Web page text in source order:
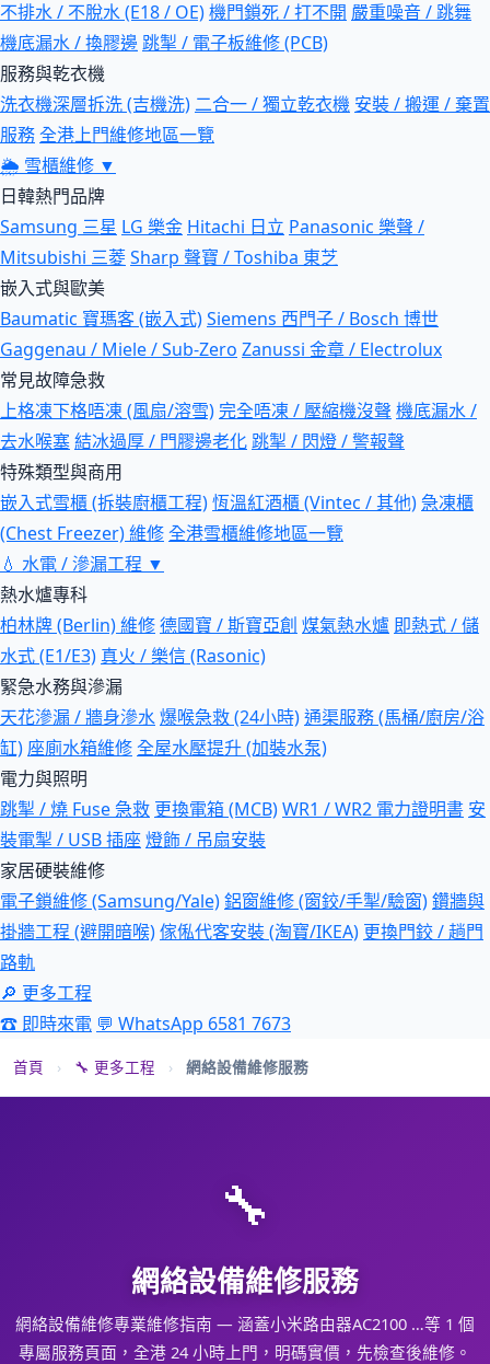
不排水 / 不脫水 (E18 / OE)機門鎖死 / 打不開 嚴重噪音 / 跳舞
機底漏水 / 換膠邊跳掣 / 電子板維修 (PCB)
服務與乾衣機
洗衣機深層拆洗 (吉機洗) 二合一 / 獨立乾衣機 安裝 / 搬運 / 棄置
服務全港上門維修地區一覽
🌦 雪櫃維修 ▼
日韓熱門品牌
Samsung 三星 LG 樂金 Hitachi 日立 Panasonic 樂聲 /
Mitsubishi 三菱Sharp 聲寶 / Toshiba 東芝
嵌入式與歐美
Baumatic 寶瑪客 (嵌入式)Siemens 西門子 / Bosch 博世
Gaggenau / Miele / Sub-Zero Zanussi 金章 / Electrolux
常見故障急救
上格凍下格唔凍 (風扇/溶雪)完全唔凍 / 壓縮機沒聲 機底漏水 /
去水喉塞結冰過厚 / 門膠邊老化跳掣 / 閃燈 / 警報聲
特殊類型與商用
嵌入式雪櫃 (拆裝廚櫃工程)恆溫紅酒櫃 (Vintec / 其他)急凍櫃
(Chest Freezer) 維修全港雪櫃維修地區一覽
💧 水電 / 滲漏工程 ▼
熱水爐專科
柏林牌 (Berlin) 維修德國寶 / 斯寶亞創 煤氣熱水爐 即熱式 / 儲
水式 (E1/E3) 真火 / 樂信 (Rasonic)
緊急水務與滲漏
天花滲漏 / 牆身滲水爆喉急救 (24小時)通渠服務 (馬桶/廚房/浴
缸) 座廁水箱維修全屋水壓提升 (加裝水泵)
電力與照明
跳掣 / 燒 Fuse 急救 更換電箱 (MCB)WR1 / WR2 電力證明書 安
裝電掣 / USB 插座燈飾 / 吊扇安裝
家居硬裝維修
電子鎖維修 (Samsung/Yale)鋁窗維修 (窗鉸/手掣/驗窗)鑽牆與
掛牆工程 (避開暗喉)傢俬代客安裝 (淘寶/IKEA) 更換門鉸 / 趟門
路軌
🔎 更多工程
☎ 即時來電 💬 WhatsApp 6581 7673
首頁 › 🔧 更多工程 › 網絡設備維修服務
🔧
網絡設備維修服務
網絡設備維修專業維修指南 — 涵蓋小米路由器AC2100 …等 1 個
專屬服務頁面，全港 24 小時上門，明碼實價，先檢查後維修。